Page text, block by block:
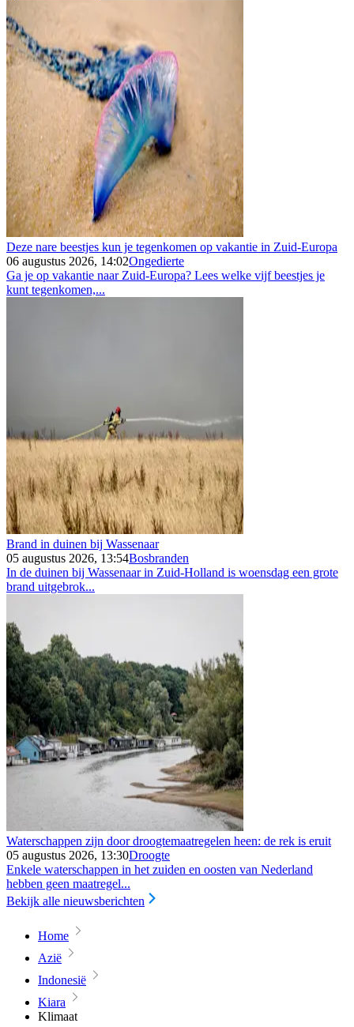
Deze nare beestjes kun je tegenkomen op vakantie in Zuid-Europa
06 augustus 2026, 14:02Ongedierte
Ga je op vakantie naar Zuid-Europa? Lees welke vijf beestjes je
kunt tegenkomen,...
Brand in duinen bij Wassenaar
05 augustus 2026, 13:54Bosbranden
In de duinen bij Wassenaar in Zuid-Holland is woensdag een grote
brand uitgebrok...
Waterschappen zijn door droogtemaatregelen heen: de rek is eruit
05 augustus 2026, 13:30Droogte
Enkele waterschappen in het zuiden en oosten van Nederland
hebben geen maatregel...
Bekijk alle nieuwsberichten
Home
Azië
Indonesië
Kiara
Klimaat